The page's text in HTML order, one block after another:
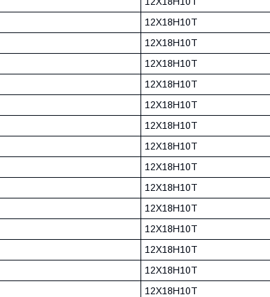
12Х18Н10Т
12Х18Н10Т
12Х18Н10Т
12Х18Н10Т
12Х18Н10Т
12Х18Н10Т
12Х18Н10Т
12Х18Н10Т
12Х18Н10Т
12Х18Н10Т
12Х18Н10Т
12Х18Н10Т
12Х18Н10Т
12Х18Н10Т